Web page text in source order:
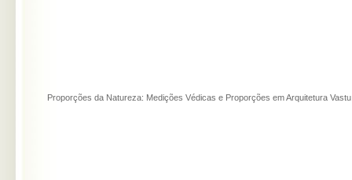
Proporções da Natureza: Medições Védicas e Proporções em Arquitetura